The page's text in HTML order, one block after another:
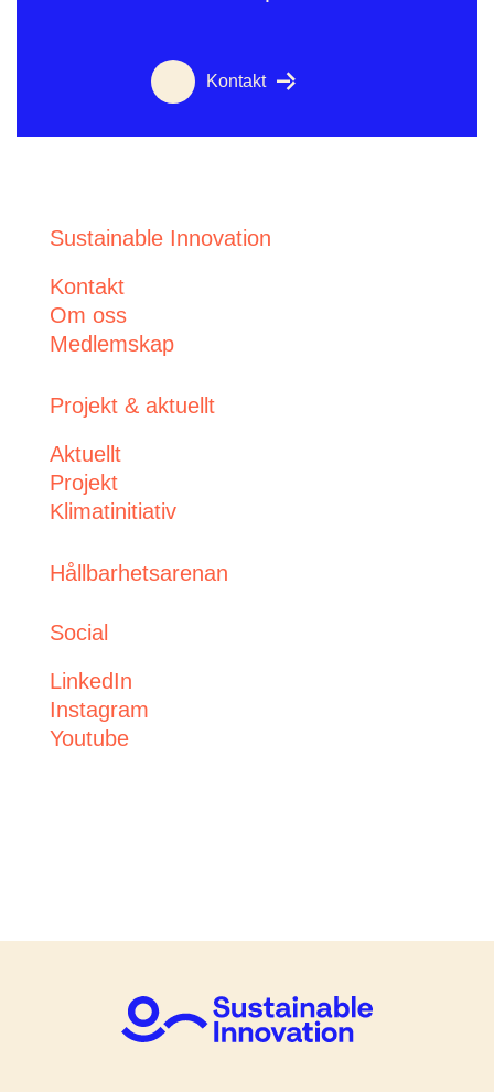
Kontakt
Sustainable Innovation
Kontakt
Om oss
Medlemskap
Projekt & aktuellt
Aktuellt
Projekt
Klimatinitiativ
Hållbarhetsarenan
Social
LinkedIn
Instagram
Youtube